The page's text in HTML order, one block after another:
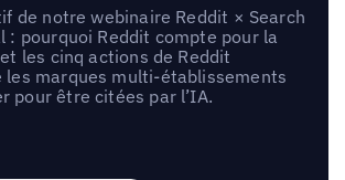
de notre webinaire Reddit × Search
: pourquoi Reddit compte pour la
les cinq actions de Reddit
les marques multi-établissements
pour être citées par l’IA.